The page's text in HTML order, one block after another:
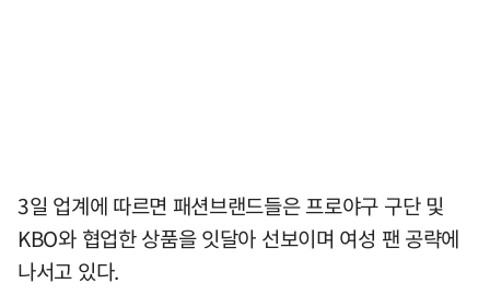
3일 업계에 따르면 패션브랜드들은 프로야구 구단 및
KBO와 협업한 상품을 잇달아 선보이며 여성 팬 공략에
나서고 있다.